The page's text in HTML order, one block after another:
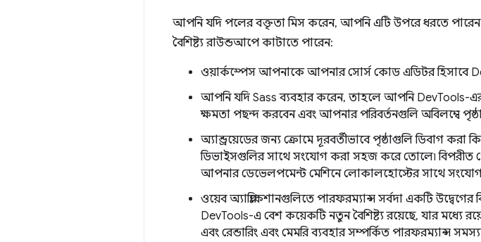
আপনি যদি পলের বক্তৃতা মিস করেন, আপনি এটি উপরে ধরতে
বৈশিষ্ট্য রাউন্ডআপে কাটাতে পারেন:
ওয়ার্কস্পেস আপনাকে আপনার সোর্স কোড এডিটর হিসাবে
আপনি যদি Sass ব্যবহার করেন, তাহলে আপনি DevTools-
ক্ষমতা পছন্দ করবেন এবং আপনার পরিবর্তনগুলি অবিলম্বে
অ্যান্ড্রয়েডের জন্য ক্রোমে দূরবর্তীভাবে পৃষ্ঠাগুলি ডিবাগ
ডিভাইসগুলির সাথে সংযোগ করা সহজ করে তোলে৷
আপনার ডেভেলপমেন্ট মেশিনে লোকালহোস্টের সাথে
ওয়েব অ্যাপ্লিকেশানগুলিতে পারফরম্যান্স সর্বদা একটি
DevTools-এ বেশ কয়েকটি নতুন বৈশিষ্ট্য রয়েছে, যার মধ্যে
এবং রেন্ডারিং এবং মেমরি ব্যবহার সম্পর্কিত পারফরম্যান্স